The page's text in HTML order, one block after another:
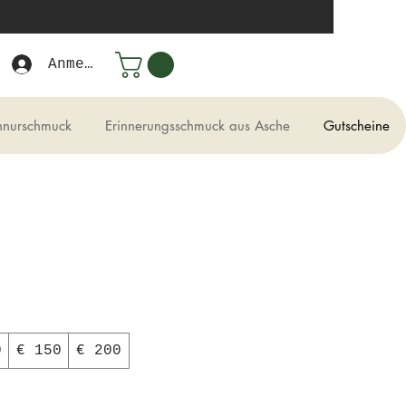
Anmelden
Erinnerungsschmuck aus Asche Gutscheine
€ 150 € 200